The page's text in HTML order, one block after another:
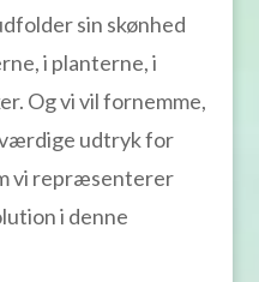
sin skønhed
i planterne, i
Og vi vil fornemme,
udtryk for
vi repræsenterer
i denne